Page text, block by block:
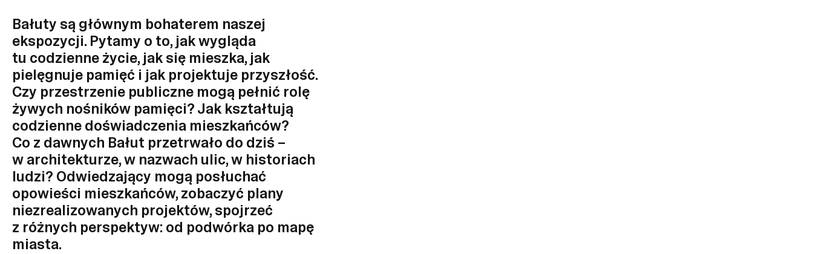
Bałuty są głównym bohaterem naszej
ekspozycji. Pytamy o to, jak wygląda
tu codzienne życie, jak się mieszka, jak
pielęgnuje pamięć i jak projektuje przyszłość.
Czy przestrzenie publiczne mogą pełnić rolę
żywych nośników pamięci? Jak kształtują
codzienne doświadczenia mieszkańców?
Co z dawnych Bałut przetrwało do dziś –
w architekturze, w nazwach ulic, w historiach
ludzi? Odwiedzający mogą posłuchać
opowieści mieszkańców, zobaczyć plany
niezrealizowanych projektów, spojrzeć
z różnych perspektyw: od podwórka po mapę
miasta.